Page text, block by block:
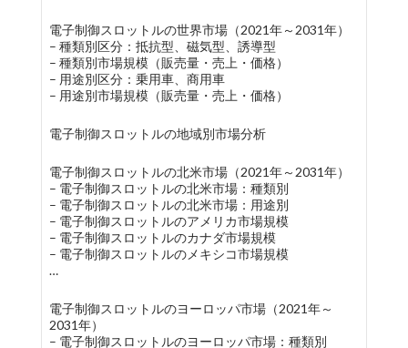
電子制御スロットルの世界市場（2021年～2031年）
– 種類別区分：抵抗型、磁気型、誘導型
– 種類別市場規模（販売量・売上・価格）
– 用途別区分：乗用車、商用車
– 用途別市場規模（販売量・売上・価格）
電子制御スロットルの地域別市場分析
電子制御スロットルの北米市場（2021年～2031年）
– 電子制御スロットルの北米市場：種類別
– 電子制御スロットルの北米市場：用途別
– 電子制御スロットルのアメリカ市場規模
– 電子制御スロットルのカナダ市場規模
– 電子制御スロットルのメキシコ市場規模
…
電子制御スロットルのヨーロッパ市場（2021年～
2031年）
– 電子制御スロットルのヨーロッパ市場：種類別